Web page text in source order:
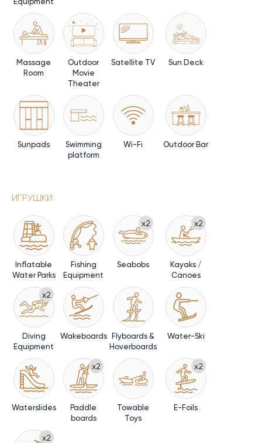
Massage
Room
Outdoor
Movie
Theater
Satellite TV Sun Deck
Sunpads
Swimming
platform
Wi-Fi Outdoor Bar
ИГРУШКИ
Inflatable
Water Parks
Fishing
Equipment
x2
Seabobs
x2
Kayaks /
Canoes
x2
Diving
Equipment
Wakeboards
Flyboards &
Hoverboards
Water-Ski
Waterslides
x2
Paddle
boards
Towable
Toys
x2
E-Foils
x2